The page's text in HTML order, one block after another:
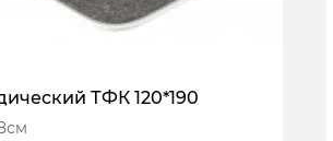
ТФК 120*190